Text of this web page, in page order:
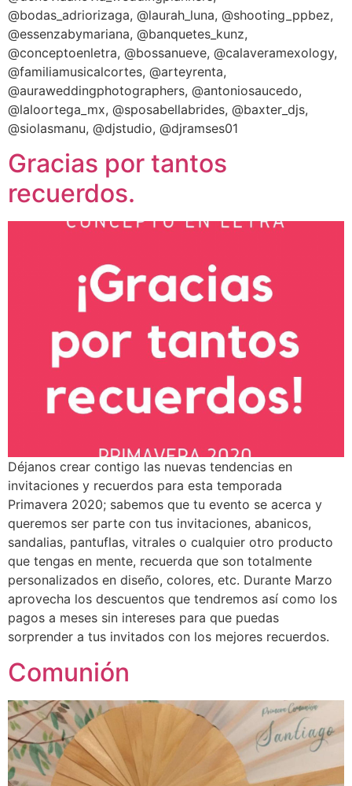
@bodas_adriorizaga, @laurah_luna, @shooting_ppbez,
@essenzabymariana, @banquetes_kunz,
@conceptoenletra, @bossanueve, @calaveramexology,
@familiamusicalcortes, @arteyrenta,
@auraweddingphotographers, @antoniosaucedo,
@laloortega_mx, @sposabellabrides, @baxter_djs,
@siolasmanu, @djstudio, @djramses01
Gracias por tantos
recuerdos.
Déjanos crear contigo las nuevas tendencias en
invitaciones y recuerdos para esta temporada
Primavera 2020; sabemos que tu evento se acerca y
queremos ser parte con tus invitaciones, abanicos,
sandalias, pantuflas, vitrales o cualquier otro producto
que tengas en mente, recuerda que son totalmente
personalizados en diseño, colores, etc. Durante Marzo
aprovecha los descuentos que tendremos así como los
pagos a meses sin intereses para que puedas
sorprender a tus invitados con los mejores recuerdos.
Comunión